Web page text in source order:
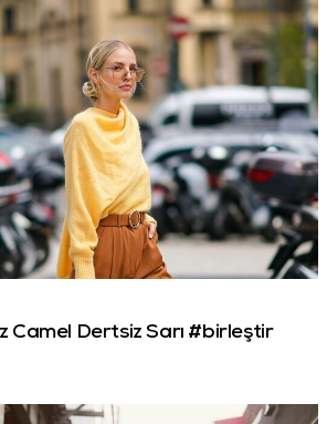
Camel Dertsiz Sarı #birleştir